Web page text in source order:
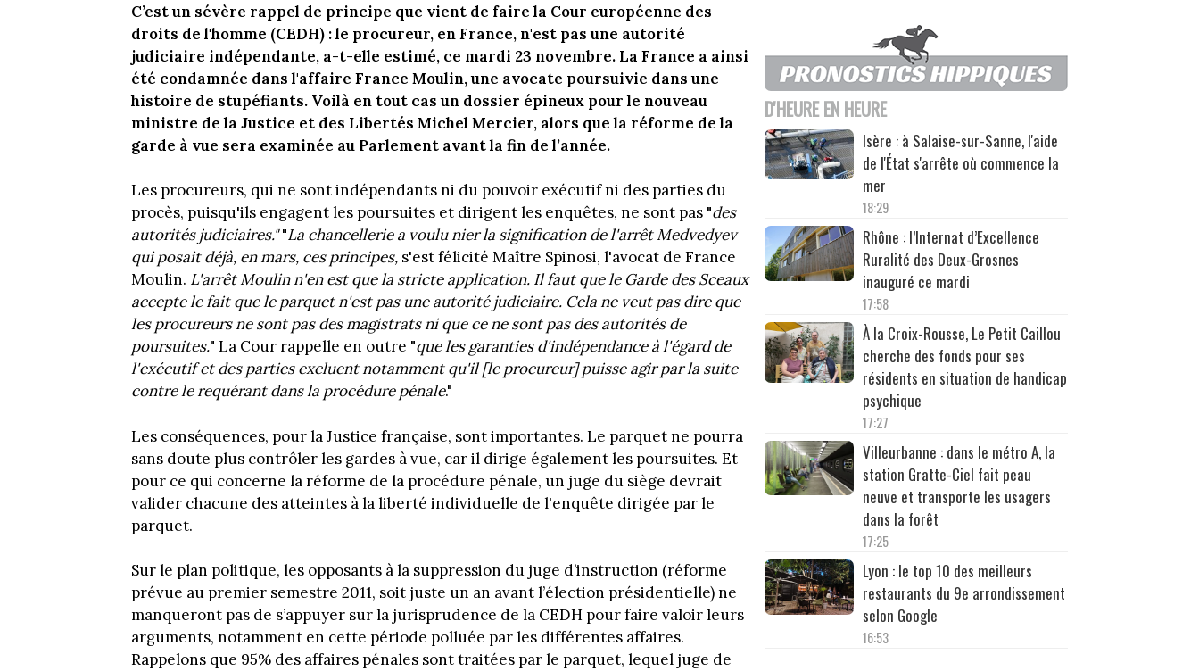
C’est un sévère rappel de principe que vient de faire la Cour européenne des
droits de l'homme (CEDH) : le procureur, en France, n'est pas une autorité
judiciaire indépendante, a-t-elle estimé, ce mardi 23 novembre. La France a ainsi
été condamnée dans l'affaire France Moulin, une avocate poursuivie dans une
histoire de stupéfiants. Voilà en tout cas un dossier épineux pour le nouveau
ministre de la Justice et des Libertés Michel Mercier, alors que la réforme de la
garde à vue sera examinée au Parlement avant la fin de l’année.
Les procureurs, qui ne sont indépendants ni du pouvoir exécutif ni des parties du
procès, puisqu'ils engagent les poursuites et dirigent les enquêtes, ne sont pas "des
autorités judiciaires.""La chancellerie a voulu nier la signification de l'arrêt Medvedyev
qui posait déjà, en mars, ces principes, s'est félicité Maître Spinosi, l'avocat de France
Moulin. L'arrêt Moulin n'en est que la stricte application. Il faut que le Garde des Sceaux
accepte le fait que le parquet n'est pas une autorité judiciaire. Cela ne veut pas dire que
les procureurs ne sont pas des magistrats ni que ce ne sont pas des autorités de
poursuites." La Cour rappelle en outre "que les garanties d'indépendance à l'égard de
l'exécutif et des parties excluent notamment qu'il [le procureur] puisse agir par la suite
contre le requérant dans la procédure pénale."
Les conséquences, pour la Justice française, sont importantes. Le parquet ne pourra
sans doute plus contrôler les gardes à vue, car il dirige également les poursuites. Et
pour ce qui concerne la réforme de la procédure pénale, un juge du siège devrait
valider chacune des atteintes à la liberté individuelle de l'enquête dirigée par le
parquet.
Sur le plan politique, les opposants à la suppression du juge d’instruction (réforme
prévue au premier semestre 2011, soit juste un an avant l’élection présidentielle) ne
manqueront pas de s’appuyer sur la jurisprudence de la CEDH pour faire valoir leurs
arguments, notamment en cette période polluée par les différentes affaires.
Rappelons que 95% des affaires pénales sont traitées par le parquet, lequel juge de
D'HEURE EN HEURE
Isère : à Salaise-sur-Sanne, l'aide
de l'État s'arrête où commence la
mer
18:29
Rhône : l’Internat d’Excellence
Ruralité des Deux-Grosnes
inauguré ce mardi
17:58
À la Croix-Rousse, Le Petit Caillou
cherche des fonds pour ses
résidents en situation de handicap
psychique
17:27
Villeurbanne : dans le métro A, la
station Gratte-Ciel fait peau
neuve et transporte les usagers
dans la forêt
17:25
Lyon : le top 10 des meilleurs
restaurants du 9e arrondissement
selon Google
16:53